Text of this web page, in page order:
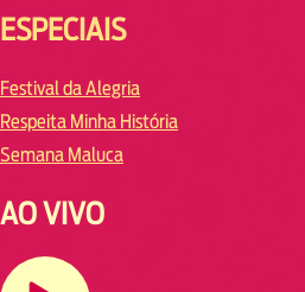
ESPECIAIS
Festival da Alegria
Respeita Minha História
Semana Maluca
AO VIVO